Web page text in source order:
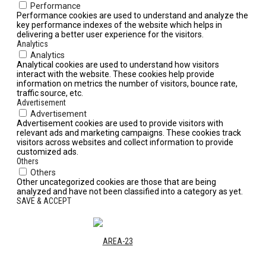
Performance
Performance cookies are used to understand and analyze the
key performance indexes of the website which helps in
delivering a better user experience for the visitors.
Analytics
Analytics
Analytical cookies are used to understand how visitors
interact with the website. These cookies help provide
information on metrics the number of visitors, bounce rate,
traffic source, etc.
Advertisement
Advertisement
Advertisement cookies are used to provide visitors with
relevant ads and marketing campaigns. These cookies track
visitors across websites and collect information to provide
customized ads.
Others
Others
Other uncategorized cookies are those that are being
analyzed and have not been classified into a category as yet.
SAVE & ACCEPT